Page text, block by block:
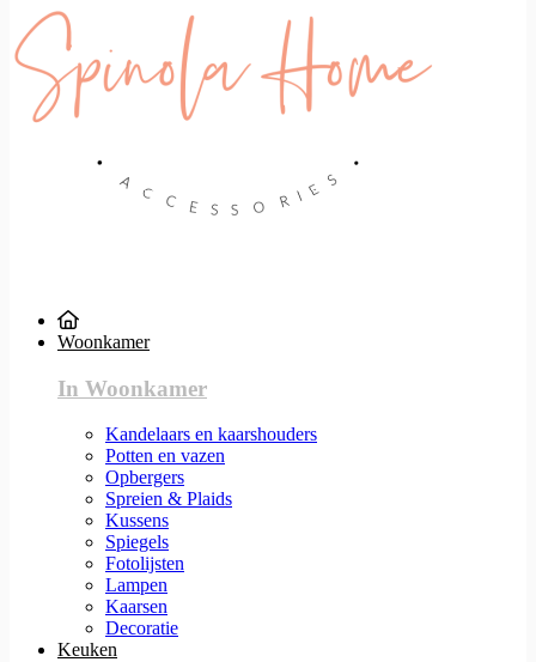
Woonkamer
In Woonkamer
Kandelaars en kaarshouders
Potten en vazen
Opbergers
Spreien & Plaids
Kussens
Spiegels
Fotolijsten
Lampen
Kaarsen
Decoratie
Keuken